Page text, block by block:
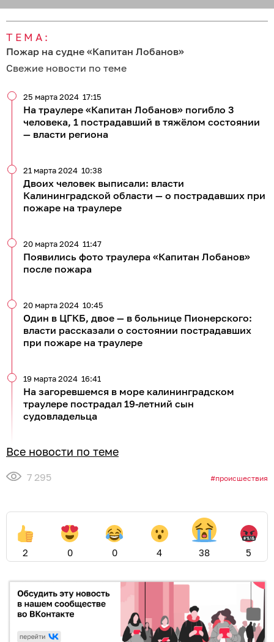
ТЕМА:
Пожар на судне «Капитан Лобанов»
Свежие новости по теме
На траулере «Капитан Лобанов» погибло 3
человека, 1 пострадавший в тяжёлом состоянии
— власти региона
25 марта 2024 17:15
Двоих человек выписали: власти
Калининградской области — о пострадавших при
пожаре на траулере
21 марта 2024 10:38
Появились фото траулера «Капитан Лобанов»
после пожара
20 марта 2024 11:47
Один в ЦГКБ, двое — в больнице Пионерского:
власти рассказали о состоянии пострадавших
при пожаре на траулере
20 марта 2024 10:45
На загоревшемся в море калининградском
траулере пострадал 19-летний сын
судовладельца
19 марта 2024 16:41
Все новости по теме
7 295 происшествия
2 0 0 4 38 5